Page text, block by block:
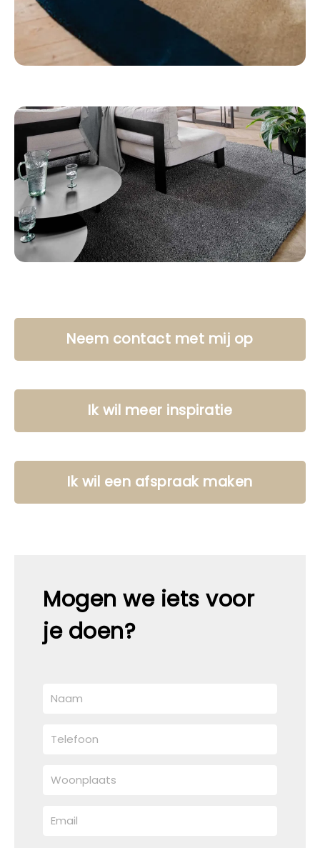
Neem contact met mij op
Ik wil meer inspiratie
Ik wil een afspraak maken
Mogen we iets voor
je doen?